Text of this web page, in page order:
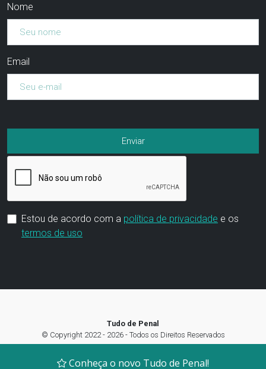
Conheça o novo Tudo de Penal!
Nome
Email
Estou de acordo com a política de privacidade e os
termos de uso
Tudo de Penal
© Copyright 2022 - 2026 - Todos os Direitos Reservados